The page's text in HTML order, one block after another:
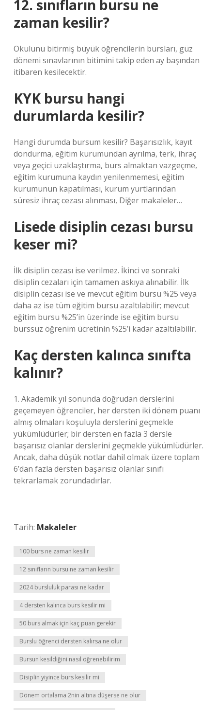
12. sınıfların bursu ne
zaman kesilir?
Okulunu bitirmiş büyük öğrencilerin bursları, güz
dönemi sınavlarının bitimini takip eden ay başından
itibaren kesilecektir.
KYK bursu hangi
durumlarda kesilir?
Hangi durumda bursum kesilir? Başarısızlık, kayıt
dondurma, eğitim kurumundan ayrılma, terk, ihraç
veya geçici uzaklaştırma, burs almaktan vazgeçme,
eğitim kurumuna kaydın yenilenmemesi, eğitim
kurumunun kapatılması, kurum yurtlarından
süresiz ihraç cezası alınması, Diğer makaleler…
Lisede disiplin cezası bursu
keser mi?
İlk disiplin cezası ise verilmez. İkinci ve sonraki
disiplin cezaları için tamamen askıya alınabilir. İlk
disiplin cezası ise ve mevcut eğitim bursu %25 veya
daha az ise tüm eğitim bursu azaltılabilir; mevcut
eğitim bursu %25’in üzerinde ise eğitim bursu
burssuz öğrenim ücretinin %25’i kadar azaltılabilir.
Kaç dersten kalınca sınıfta
kalınır?
1. Akademik yıl sonunda doğrudan derslerini
geçemeyen öğrenciler, her dersten iki dönem puanı
almış olmaları koşuluyla derslerini geçmekle
yükümlüdürler; bir dersten en fazla 3 dersle
başarısız olanlar derslerini geçmekle yükümlüdürler.
Ancak, daha düşük notlar dahil olmak üzere toplam
6’dan fazla dersten başarısız olanlar sınıfı
tekrarlamak zorundadırlar.
Tarih: Makaleler
100 burs ne zaman kesilir
12 sınıfların bursu ne zaman kesilir
2024 bursluluk parası ne kadar
4 dersten kalınca burs kesilir mi
50 burs almak için kaç puan gerekir
Burslu öğrenci dersten kalırsa ne olur
Bursun kesildiğini nasıl öğrenebilirim
Disiplin yiyince burs kesilir mi
Dönem ortalama 2nin altına düşerse ne olur